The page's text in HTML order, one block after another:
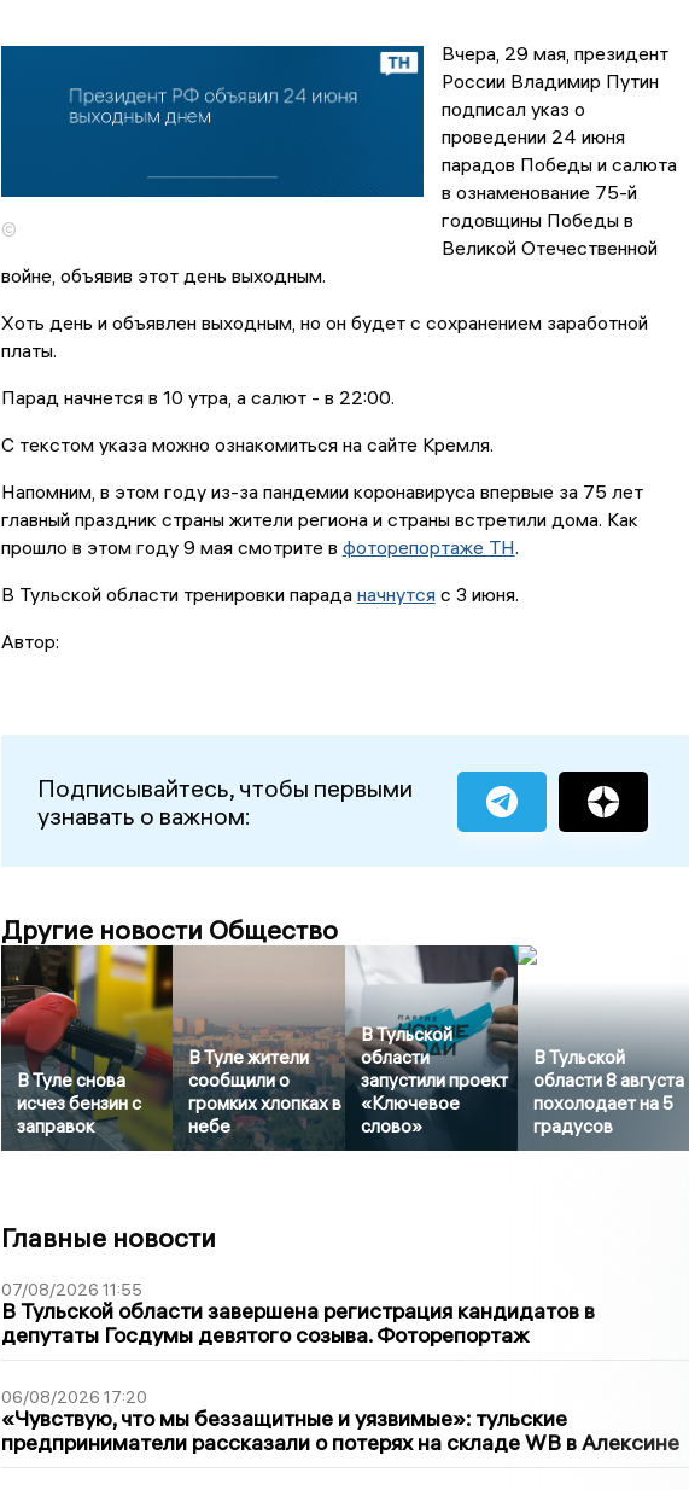
©
Вчера, 29 мая, президент
России Владимир Путин
подписал указ о
проведении 24 июня
парадов Победы и салюта
в ознаменование 75-й
годовщины Победы в
Великой Отечественной
войне, объявив этот день выходным.
Хоть день и объявлен выходным, но он будет с сохранением заработной
платы.
Парад начнется в 10 утра, а салют - в 22:00.
С текстом указа можно ознакомиться на сайте Кремля.
Напомним, в этом году из-за пандемии коронавируса впервые за 75 лет
главный праздник страны жители региона и страны встретили дома. Как
прошло в этом году 9 мая смотрите в фоторепортаже ТН.
В Тульской области тренировки парада начнутсяс 3 июня.
Автор:
Подписывайтесь, чтобы первыми
узнавать о важном:
Другие новости Общество
В Туле снова
исчез бензин с
заправок
В Туле жители
сообщили о
громких хлопках в
небе
В Тульской
области
запустили проект
«Ключевое
слово»
В Тульской
области 8 августа
похолодает на 5
градусов
Главные новости
07/08/2026 11:55
В Тульской области завершена регистрация кандидатов в
депутаты Госдумы девятого созыва. Фоторепортаж
06/08/2026 17:20
«Чувствую, что мы беззащитные и уязвимые»: тульские
предприниматели рассказали о потерях на складе WB в Алексине